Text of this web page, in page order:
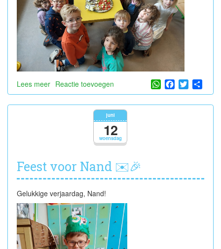
Lees meer over
Thema:
wild
Reactie toevoegen WhatsApp
Facebook
Twitter
woensdag
juni
12
Feest voor Nand ✉️🎉
Gelukkige verjaardag, Nand!